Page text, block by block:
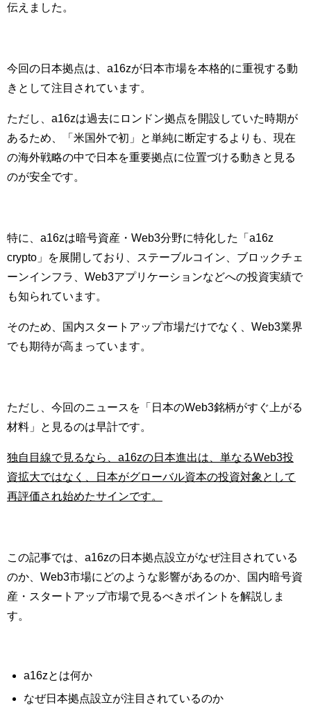
伝えました。
今回の日本拠点は、a16zが日本市場を本格的に重視する動
きとして注目されています。
ただし、a16zは過去にロンドン拠点を開設していた時期が
あるため、「米国外で初」と単純に断定するよりも、現在
の海外戦略の中で日本を重要拠点に位置づける動きと見る
のが安全です。
特に、a16zは暗号資産・Web3分野に特化した「a16z
crypto」を展開しており、ステーブルコイン、ブロックチェ
ーンインフラ、Web3アプリケーションなどへの投資実績で
も知られています。
そのため、国内スタートアップ市場だけでなく、Web3業界
でも期待が高まっています。
ただし、今回のニュースを「日本のWeb3銘柄がすぐ上がる
材料」と見るのは早計です。
独自目線で見るなら、a16zの日本進出は、単なるWeb3投
資拡大ではなく、日本がグローバル資本の投資対象として
再評価され始めたサインです。
この記事では、a16zの日本拠点設立がなぜ注目されている
のか、Web3市場にどのような影響があるのか、国内暗号資
産・スタートアップ市場で見るべきポイントを解説しま
す。
a16zとは何か
なぜ日本拠点設立が注目されているのか